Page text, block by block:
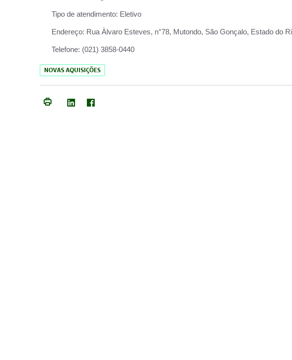
Tipo de atendimento: Eletivo
Endereço: Rua Àlvaro Esteves, n°78, Mutondo, São Gonçalo, Estado do
Telefone: (021) 3858-0440
NOVAS AQUISIÇÕES